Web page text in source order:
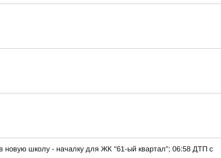
в новую школу - началку для ЖК "61-ый квартал"; 06:58 ДТП с